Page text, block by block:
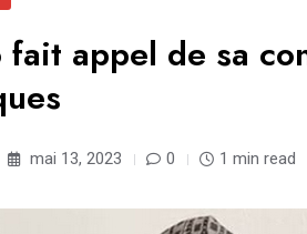
fait appel de sa
mai 13, 2023 0 1 min read